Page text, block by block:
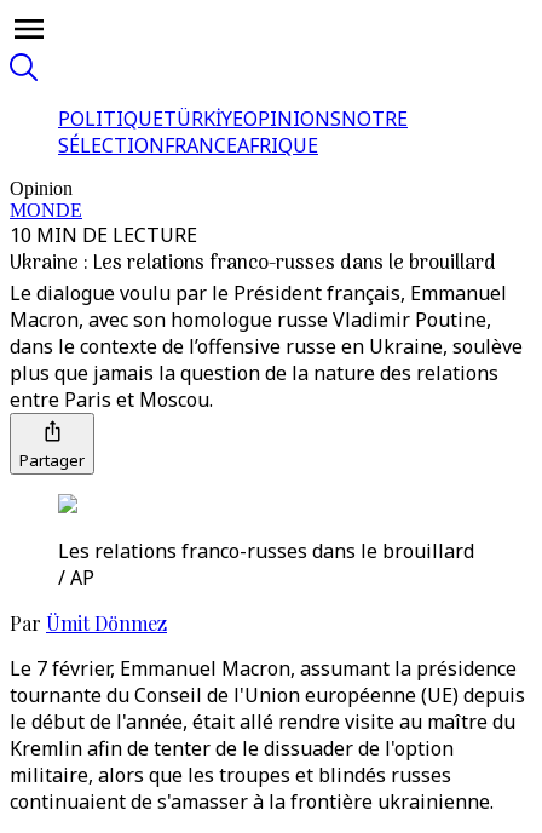
POLITIQUETÜRKİYEOPINIONSNOTRE
SÉLECTIONFRANCEAFRIQUE
Opinion
MONDE
10 MIN DE LECTURE
Ukraine : Les relations franco-russes dans le brouillard
Le dialogue voulu par le Président français, Emmanuel
Macron, avec son homologue russe Vladimir Poutine,
dans le contexte de l’offensive russe en Ukraine, soulève
plus que jamais la question de la nature des relations
entre Paris et Moscou.
Partager
Les relations franco-russes dans le brouillard
/ AP
Par Ümit Dönmez
Le 7 février, Emmanuel Macron, assumant la présidence
tournante du Conseil de l'Union européenne (UE) depuis
le début de l'année, était allé rendre visite au maître du
Kremlin afin de tenter de le dissuader de l'option
militaire, alors que les troupes et blindés russes
continuaient de s'amasser à la frontière ukrainienne.